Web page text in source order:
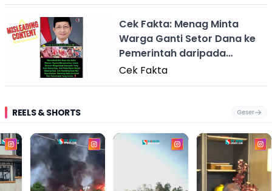
Cek Fakta: Menag Minta
Warga Ganti Setor Dana ke
Pemerintah daripada
Berqurban
Cek Fakta
REELS & SHORTS Geser